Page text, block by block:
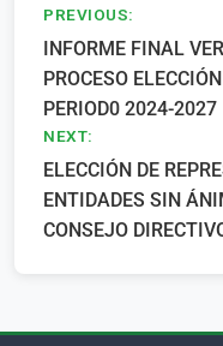
Navegación
de
entradas
PREVIOUS:
INFORME FINAL
PROCESO
PERIOD0 2024-2027
NEXT:
ELECCIÓN DE
ENTIDADES SIN
CONSEJO